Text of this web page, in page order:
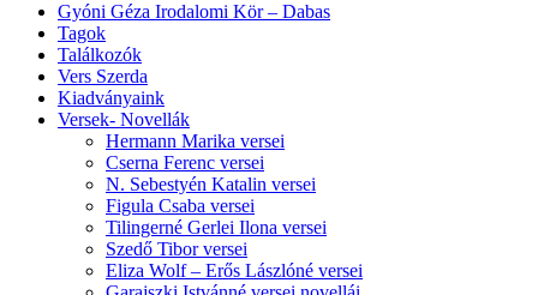
Gyóni Géza Irodalomi Kör – Dabas
Tagok
Találkozók
Vers Szerda
Kiadványaink
Versek- Novellák
Hermann Marika versei
Cserna Ferenc versei
N. Sebestyén Katalin versei
Figula Csaba versei
Tilingerné Gerlei Ilona versei
Szedő Tibor versei
Eliza Wolf – Erős Lászlóné versei